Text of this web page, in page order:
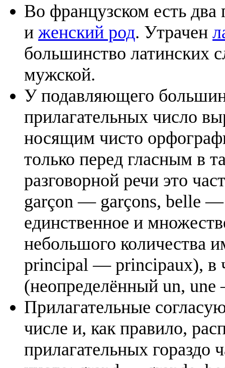
Во французском есть
и женский род. Утрачен
большинство латинских
мужской.
У подавляющего
прилагательных число
носящим чисто
только перед гласным в
разговорной речи это
garçon — garçons, belle
единственное и
небольшого количества
principal — principaux), в
(неопределённый un,
Прилагательные
числе и, как правило,
прилагательных гораздо